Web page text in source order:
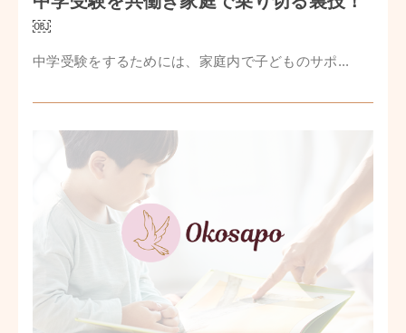
￼
中学受験をするためには、家庭内で子どものサポ...